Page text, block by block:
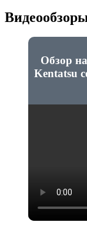
Обзор
Kentatsu